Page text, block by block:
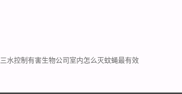
三水控制有害生物公司室内怎么灭蚊蝇最有效